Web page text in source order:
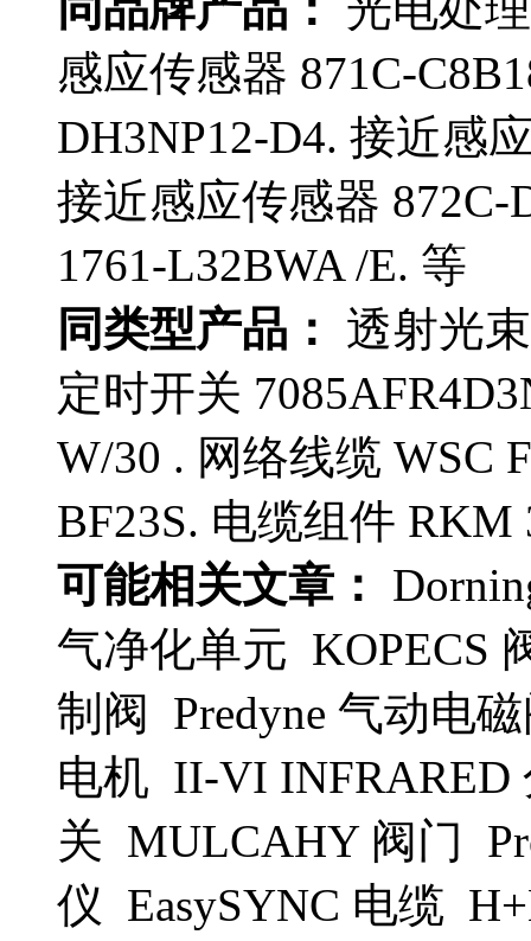
感应传感器 871C-
DH3NP12-D4. 接近感
接近感应传感器 872C-
1761-L32BWA /E. 等
同类型产品：
透射光
定时开关
W/30 . 网络线缆 WSC
BF23S. 电缆组件 RKM
可能相关文章：
气净化单元 KOPECS
制阀 Predyne 气动电
电机 II-VI INFRARED
关 MULCAHY 阀门
仪 EasySYNC 电缆